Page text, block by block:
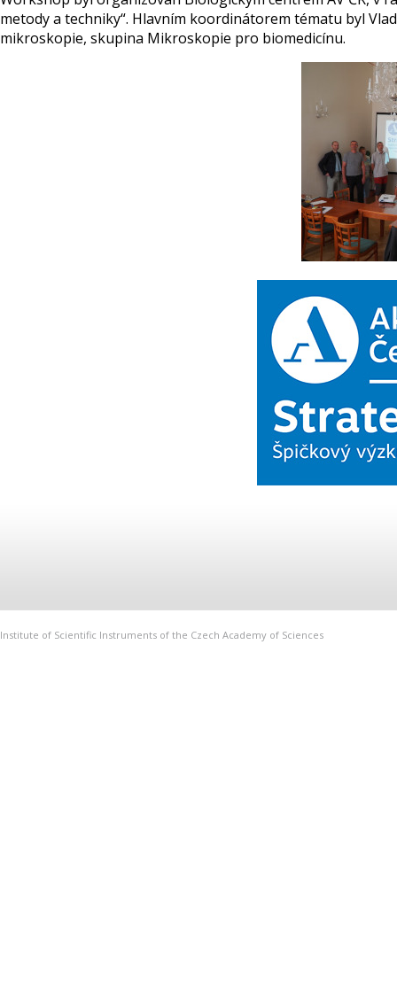
metody a techniky“. Hlavním koordinátorem tématu byl
mikroskopie, skupina Mikroskopie pro biomedicínu.
Institute of Scientific Instruments of the Czech Academy of Sciences